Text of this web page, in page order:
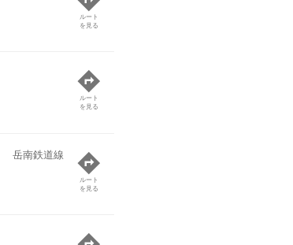
ルート
を見る
ルート
を見る
岳南鉄道線
ルート
を見る